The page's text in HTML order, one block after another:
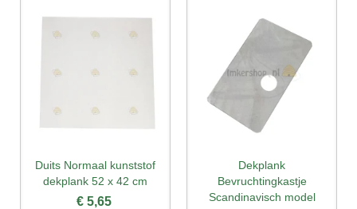
Duits Normaal kunststof
dekplank 52 x 42 cm
€ 5,65
Dekplank
Bevruchtingkastje
Scandinavisch model